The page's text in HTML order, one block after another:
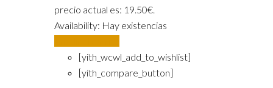
precio actual es: 19.50€.
Availability: Hay existencias
[yith_wcwl_add_to_wishlist]
[yith_compare_button]